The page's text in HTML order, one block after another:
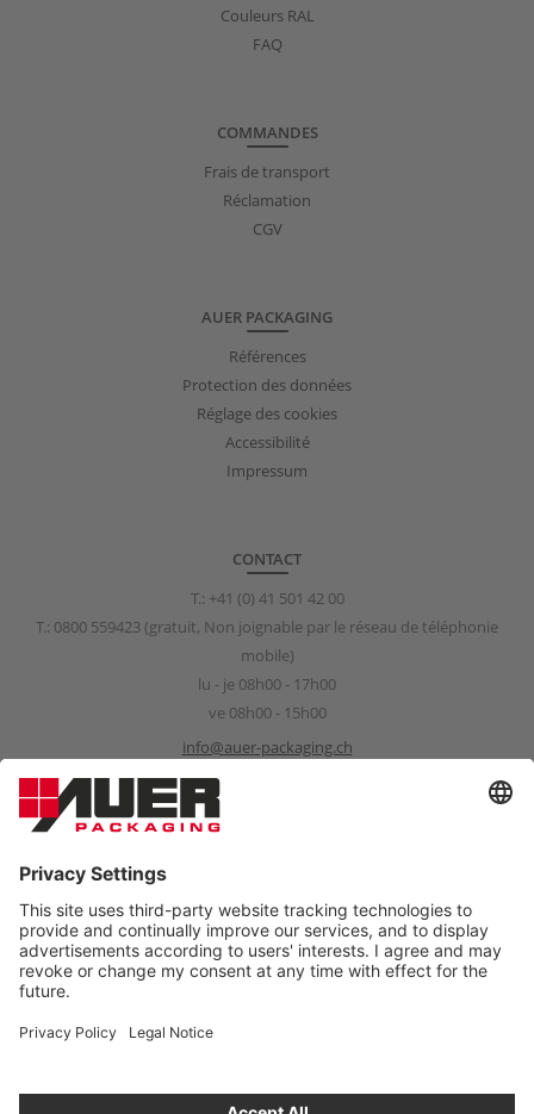
Couleurs RAL
FAQ
COMMANDES
Frais de transport
Réclamation
CGV
AUER PACKAGING
Références
Protection des données
Réglage des cookies
Accessibilité
Impressum
CONTACT
T.: +41 (0) 41 501 42 00
T.: 0800 559423 (gratuit, Non joignable par le réseau de téléphonie
mobile)
lu - je 08h00 - 17h00
ve 08h00 - 15h00
info@auer-packaging.ch
Sponsorship Request
sponsoring@auer-packaging.com